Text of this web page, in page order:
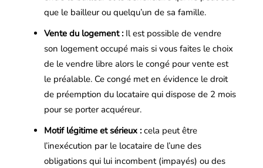
que le bailleur ou quelqu’un de sa famille.
Vente du logement : Il est possible de vendre
son logement occupé mais si vous faites le choix
de le vendre libre alors le congé pour vente est
le préalable. Ce congé met en évidence le droit
de préemption du locataire qui dispose de 2 mois
pour se porter acquéreur.
Motif légitime et sérieux : cela peut être
l’inexécution par le locataire de l’une des
obligations qui lui incombent (impayés) ou des